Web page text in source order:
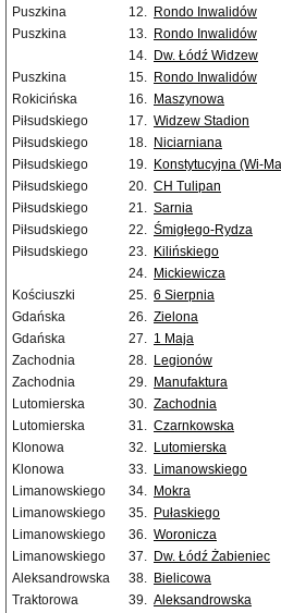
Puszkina
12. Rondo Inwalidów
Puszkina
13. Rondo Inwalidów
14. Dw. Łódź Widzew
Puszkina
15. Rondo Inwalidów
Rokicińska
16. Maszynowa
Piłsudskiego
17. Widzew Stadion
Piłsudskiego
18. Niciarniana
Piłsudskiego
19. Konstytucyjna (Wi-
Piłsudskiego
20. CH Tulipan
Piłsudskiego
21. Sarnia
Piłsudskiego
22. Śmigłego-Rydza
Piłsudskiego
23. Kilińskiego
24. Mickiewicza
Kościuszki
25. 6 Sierpnia
Gdańska
26. Zielona
Gdańska
27. 1 Maja
Zachodnia
28. Legionów
Zachodnia
29. Manufaktura
Lutomierska
30. Zachodnia
Lutomierska
31. Czarnkowska
Klonowa
32. Lutomierska
Klonowa
33. Limanowskiego
Limanowskiego
34. Mokra
Limanowskiego
35. Pułaskiego
Limanowskiego
36. Woronicza
Limanowskiego
37. Dw. Łódź Żabieniec
Aleksandrowska
38. Bielicowa
Traktorowa
39. Aleksandrowska